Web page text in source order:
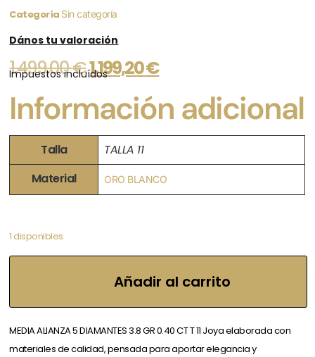
Categoría Sin categoría
Dános tu valoración
1.499,00€1.199,20€
Impuestos incluídos
Información adicional
Talla
TALLA 11
Material
ORO BLANCO
1 disponibles
Añadir al carrito
MEDIA ALIANZA 5 DIAMANTES 3.8 GR 0.40 CT T 11 Joya elaborada con
materiales de calidad, pensada para aportar elegancia y